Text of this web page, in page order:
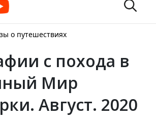
о путешествиях
с похода в
Мир
Август. 2020